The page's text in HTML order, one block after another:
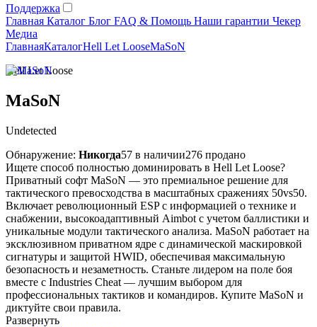
Поддержка
Главная Каталог Блог FAQ & Помощь Наши гарантии Чекер
Медиа
ГлавнаяКаталогHell Let LooseMaSoN
Hell Let Loose
MaSoN
Undetected
Обнаружение: Никогда57 в наличии276 продано
Ищете способ полностью доминировать в Hell Let Loose?
Приватный софт MaSoN — это премиальное решение для
тактического превосходства в масштабных сражениях 50vs50.
Включает революционный ESP с информацией о технике и
снабжении, высокоадаптивный Aimbot с учетом баллистики и
уникальные модули тактического анализа. MaSoN работает на
эксклюзивном приватном ядре с динамической маскировкой
сигнатуры и защитой HWID, обеспечивая максимальную
безопасность и незаметность. Станьте лидером на поле боя
вместе с Industries Cheat — лучшим выбором для
профессиональных тактиков и командиров. Купите MaSoN и
диктуйте свои правила.
Развернуть